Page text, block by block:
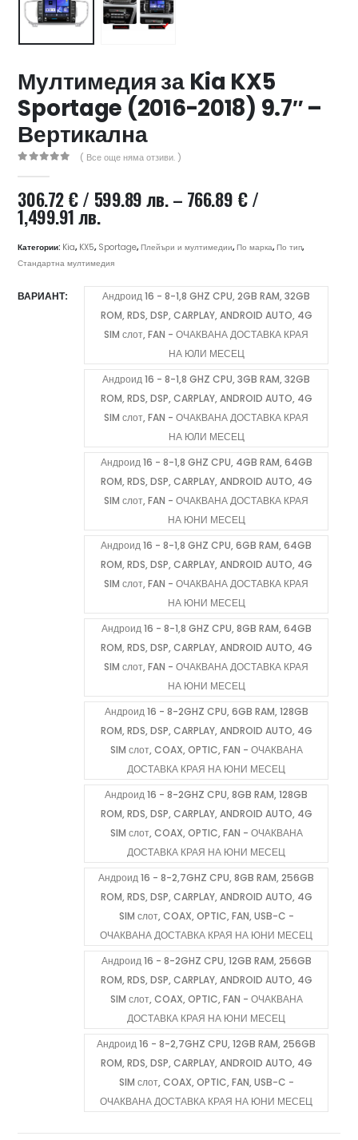
Мултимедия за Kia KX5
Sportage (2016-2018) 9.7″ –
Вертикална
( Все още няма отзиви. )
306.72€/ 599.89 лв.– 766.89 €/
1,499.91 лв.Price
range:
306.72 €
/
599.89 лв.
through
766.89 €
/
1,499.91 лв.
Категории: Kia, KX5, Sportage,Плейъри и мултимедии,По марка,По тип,
Стандартна мултимедия
ВАРИАНТ
Андроид 16 - 8-1,8 GHZ CPU, 2GB RAM, 32GB
ROM, RDS, DSP, CARPLAY, ANDROID AUTO, 4G
SIM слот, FAN - ОЧАКВАНА ДОСТАВКА КРАЯ
НА ЮЛИ МЕСЕЦ
Андроид 16 - 8-1,8 GHZ CPU, 3GB RAM, 32GB
ROM, RDS, DSP, CARPLAY, ANDROID AUTO, 4G
SIM слот, FAN - ОЧАКВАНА ДОСТАВКА КРАЯ
НА ЮЛИ МЕСЕЦ
Андроид 16 - 8-1,8 GHZ CPU, 4GB RAM, 64GB
ROM, RDS, DSP, CARPLAY, ANDROID AUTO, 4G
SIM слот, FAN - ОЧАКВАНА ДОСТАВКА КРАЯ
НА ЮНИ МЕСЕЦ
Андроид 16 - 8-1,8 GHZ CPU, 6GB RAM, 64GB
ROM, RDS, DSP, CARPLAY, ANDROID AUTO, 4G
SIM слот, FAN - ОЧАКВАНА ДОСТАВКА КРАЯ
НА ЮНИ МЕСЕЦ
Андроид 16 - 8-1,8 GHZ CPU, 8GB RAM, 64GB
ROM, RDS, DSP, CARPLAY, ANDROID AUTO, 4G
SIM слот, FAN - ОЧАКВАНА ДОСТАВКА КРАЯ
НА ЮНИ МЕСЕЦ
Андроид 16 - 8-2GHZ CPU, 6GB RAM, 128GB
ROM, RDS, DSP, CARPLAY, ANDROID AUTO, 4G
SIM слот, COAX, OPTIC, FAN - ОЧАКВАНА
ДОСТАВКА КРАЯ НА ЮНИ МЕСЕЦ
Андроид 16 - 8-2GHZ CPU, 8GB RAM, 128GB
ROM, RDS, DSP, CARPLAY, ANDROID AUTO, 4G
SIM слот, COAX, OPTIC, FAN - ОЧАКВАНА
ДОСТАВКА КРАЯ НА ЮНИ МЕСЕЦ
Андроид 16 - 8-2,7GHZ CPU, 8GB RAM, 256GB
ROM, RDS, DSP, CARPLAY, ANDROID AUTO, 4G
SIM слот, COAX, OPTIC, FAN, USB-C -
ОЧАКВАНА ДОСТАВКА КРАЯ НА ЮНИ МЕСЕЦ
Андроид 16 - 8-2GHZ CPU, 12GB RAM, 256GB
ROM, RDS, DSP, CARPLAY, ANDROID AUTO, 4G
SIM слот, COAX, OPTIC, FAN - ОЧАКВАНА
ДОСТАВКА КРАЯ НА ЮНИ МЕСЕЦ
Андроид 16 - 8-2,7GHZ CPU, 12GB RAM, 256GB
ROM, RDS, DSP, CARPLAY, ANDROID AUTO, 4G
SIM слот, COAX, OPTIC, FAN, USB-C -
ОЧАКВАНА ДОСТАВКА КРАЯ НА ЮНИ МЕСЕЦ